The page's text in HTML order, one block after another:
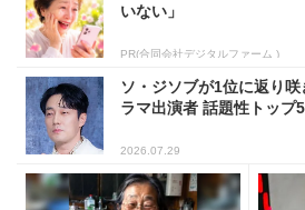
いない」
PR(合同会社デジタルファーム )
ソ・ジソブが1位に返り
ラマ出演者 話題性トップ5
2026.07.29